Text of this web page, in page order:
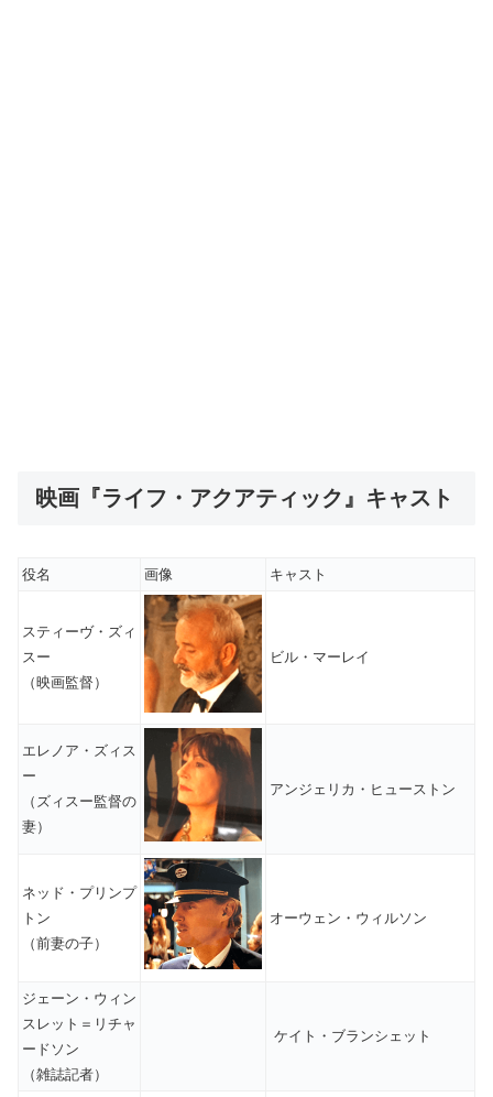
映画『ライフ・アクアティック』キャスト
役名 画像 キャスト
スティーヴ・ズィ
スー
（映画監督）
ビル・マーレイ
エレノア・ズィス
ー
（ズィスー監督の
妻）
アンジェリカ・ヒューストン
ネッド・プリンプ
トン
（前妻の子）
オーウェン・ウィルソン
ジェーン・ウィン
スレット＝リチャ
ードソン
（雑誌記者）
ケイト・ブランシェット